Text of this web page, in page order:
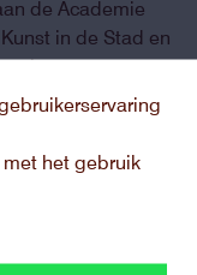
het gebruik
de Academie
in de Stad en